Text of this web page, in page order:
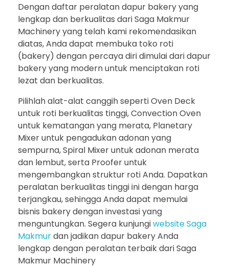
Dengan daftar peralatan dapur bakery yang
lengkap dan berkualitas dari Saga Makmur
Machinery yang telah kami rekomendasikan
diatas, Anda dapat membuka toko roti
(bakery) dengan percaya diri dimulai dari dapur
bakery yang modern untuk menciptakan roti
lezat dan berkualitas.
Pilihlah alat-alat canggih seperti Oven Deck
untuk roti berkualitas tinggi, Convection Oven
untuk kematangan yang merata, Planetary
Mixer untuk pengadukan adonan yang
sempurna, Spiral Mixer untuk adonan merata
dan lembut, serta Proofer untuk
mengembangkan struktur roti Anda. Dapatkan
peralatan berkualitas tinggi ini dengan harga
terjangkau, sehingga Anda dapat memulai
bisnis bakery dengan investasi yang
menguntungkan. Segera kunjungiwebsite Saga
Makmurdan jadikan dapur bakery Anda
lengkap dengan peralatan terbaik dari Saga
Makmur Machinery